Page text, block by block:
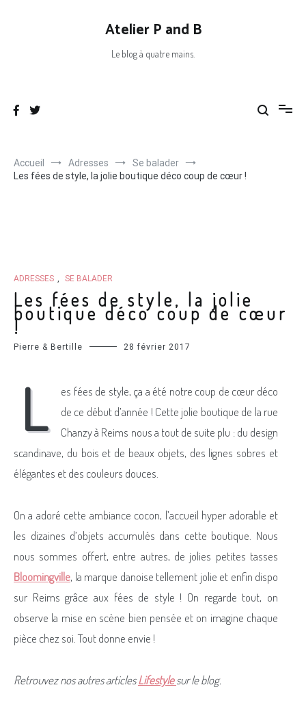
Atelier P and B
Le blog à quatre mains.
Accueil Adresses
Se balader
Les fées de style, la jolie boutique déco coup de cœur !
ADRESSES , SE BALADER
Les fées de style, la jolie
boutique déco coup de cœur
!
Pierre & Bertille 28 février 2017
L
es fées de style, ça a été notre coup de cœur déco
de ce début d’année ! Cette jolie boutique de la rue
Chanzy à Reims nous a tout de suite plu : du design
scandinave, du bois et de beaux objets, des lignes sobres et
élégantes et des couleurs douces.
On a adoré cette ambiance cocon, l’accueil hyper adorable et
les dizaines d’objets accumulés dans cette boutique. Nous
nous sommes offert, entre autres, de jolies petites tasses
Bloomingville, la marque danoise tellement jolie et enfin dispo
sur Reims grâce aux fées de style ! On regarde tout, on
observe la mise en scène bien pensée et on imagine chaque
pièce chez soi. Tout donne envie !
Retrouvez nos autres articlesLifestylesur le blog.